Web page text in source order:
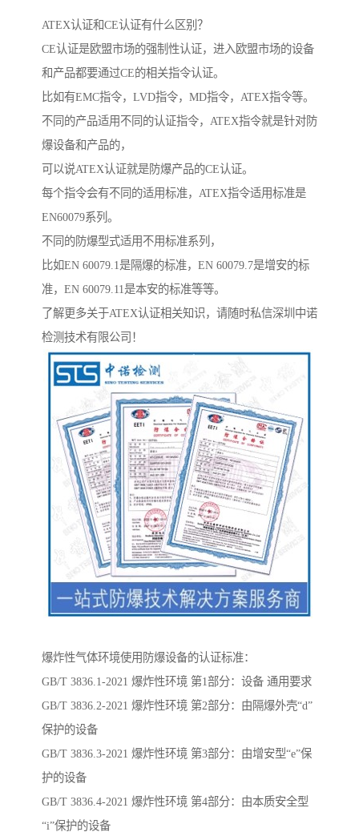
ATEX认证和CE认证有什么区别？
CE认证是欧盟市场的强制性认证，进入欧盟市场的设备
和产品都要通过CE的相关指令认证。
比如有EMC指令，LVD指令，MD指令，ATEX指令等。
不同的产品适用不同的认证指令，ATEX指令就是针对防
爆设备和产品的，
可以说ATEX认证就是防爆产品的CE认证。
每个指令会有不同的适用标准，ATEX指令适用标准是
EN60079系列。
不同的防爆型式适用不用标准系列，
比如EN 60079.1是隔爆的标准，EN 60079.7是增安的标
准，EN 60079.11是本安的标准等等。
了解更多关于ATEX认证相关知识，请随时私信深圳中诺
检测技术有限公司！
爆炸性气体环境使用防爆设备的认证标准：
GB/T 3836.1-2021 爆炸性环境 第1部分：设备 通用要求
GB/T 3836.2-2021 爆炸性环境 第2部分：由隔爆外壳“d”
保护的设备
GB/T 3836.3-2021 爆炸性环境 第3部分：由增安型“e”保
护的设备
GB/T 3836.4-2021 爆炸性环境 第4部分：由本质安全型
“i”保护的设备